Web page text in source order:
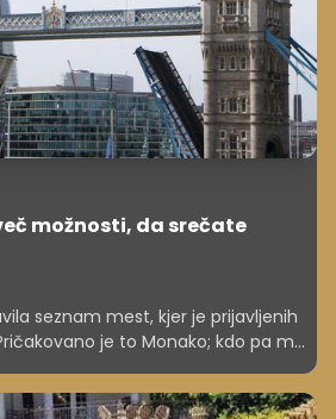
možnosti, da srečate
seznam mest, kjer je prijavljenih
je to Monako; kdo pa mu